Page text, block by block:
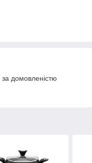
домовленістю